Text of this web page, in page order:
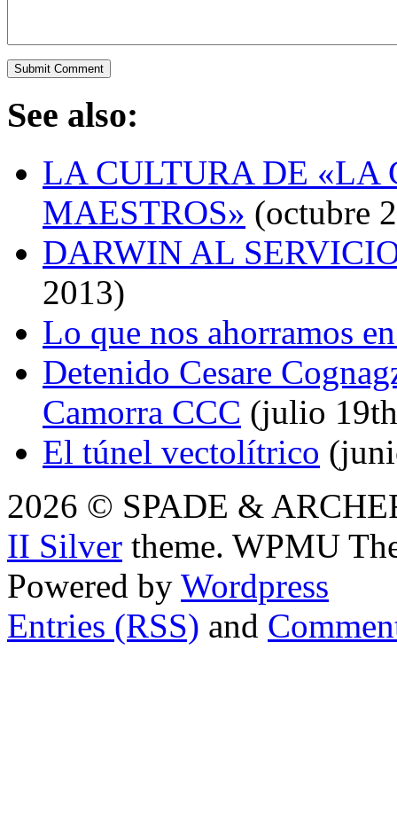
See also:
LA CULTURA DE «LA
MAESTROS» (octubre
DARWIN AL
2013)
Lo que nos ahorramos
Detenido Cesare
Camorra CCC (julio
El túnel vectolítrico
2026 © SPADE &
II Silver theme. WPMU
Powered by Wordpress
Entries (RSS) and